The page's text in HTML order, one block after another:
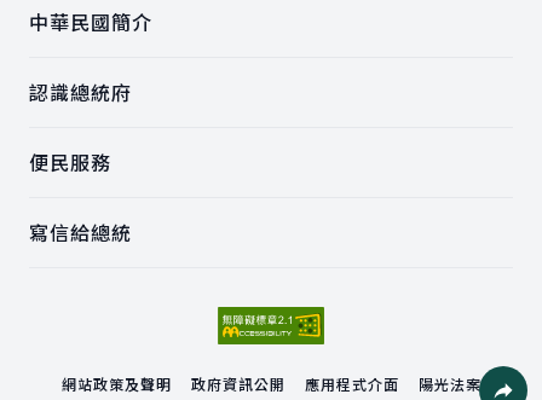
中華民國簡介
認識總統府
便民服務
寫信給總統
網站政策及聲明 政府資訊公開 應用程式介面 陽光法案